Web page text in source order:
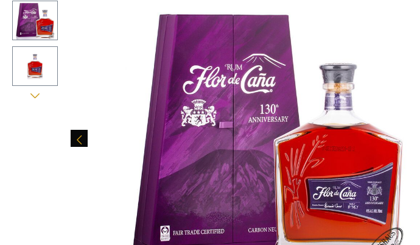
Bildergalerie überspringen